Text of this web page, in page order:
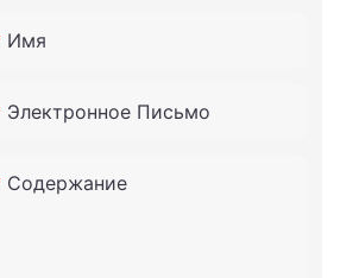
Имя
Электронное Письмо
Содержание